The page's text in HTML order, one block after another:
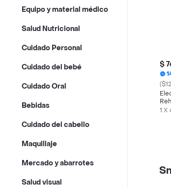
Equipo y material médico
Salud Nutricional
Cuidado Personal
Cuidado del bebé
Cuidado Oral
Bebidas
Cuidado del cabello
Maquillaje
Mercado y abarrotes
Salud visual
$
1 X